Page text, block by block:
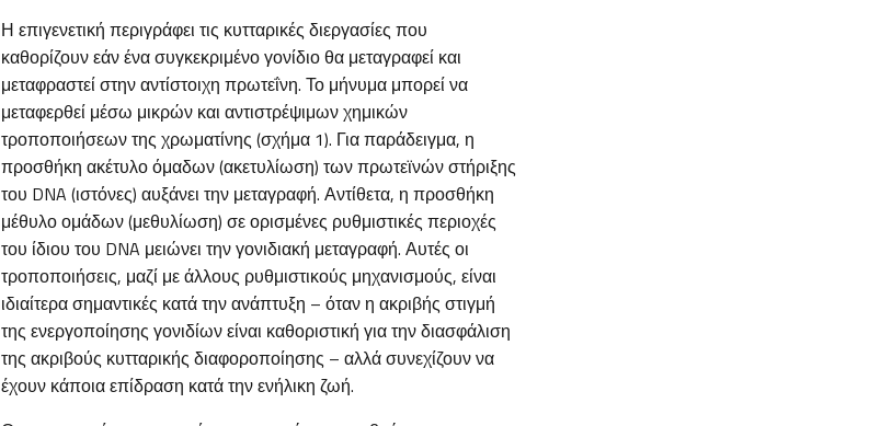
Η επιγενετική περιγράφει τις κυτταρικές διεργασίες που
καθορίζουν εάν ένα συγκεκριμένο γονίδιο θα μεταγραφεί και
μεταφραστεί στην αντίστοιχη πρωτεΐνη. Το μήνυμα μπορεί να
μεταφερθεί μέσω μικρών και αντιστρέψιμων χημικών
τροποποιήσεων της χρωματίνης (σχήμα 1). Για παράδειγμα, η
προσθήκη ακέτυλο όμαδων (ακετυλίωση) των πρωτεϊνών στήριξης
του DNA (ιστόνες) αυξάνει την μεταγραφή. Αντίθετα, η προσθήκη
μέθυλο ομάδων (μεθυλίωση) σε ορισμένες ρυθμιστικές περιοχές
του ίδιου του DNA μειώνει την γονιδιακή μεταγραφή. Αυτές οι
τροποποιήσεις, μαζί με άλλους ρυθμιστικούς μηχανισμούς, είναι
ιδιαίτερα σημαντικές κατά την ανάπτυξη – όταν η ακριβής στιγμή
της ενεργοποίησης γονιδίων είναι καθοριστική για την διασφάλιση
της ακριβούς κυτταρικής διαφοροποίησης – αλλά συνεχίζουν να
έχουν κάποια επίδραση κατά την ενήλικη ζωή.